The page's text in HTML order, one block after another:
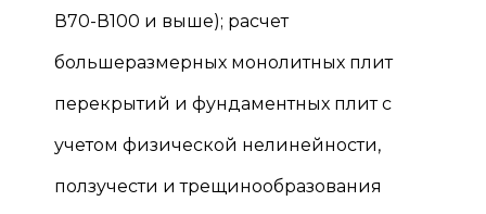
В70-В100 и выше); расчет
большеразмерных монолитных плит
перекрытий и фундаментных плит с
учетом физической нелинейности,
ползучести и трещинообразования